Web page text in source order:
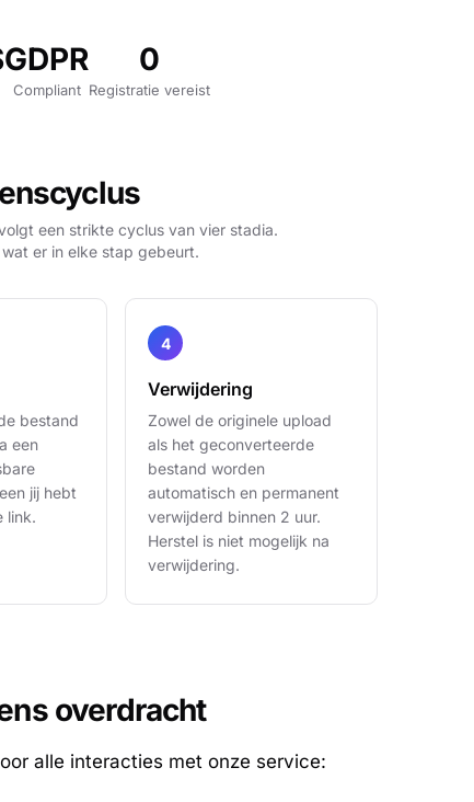
GDPR
Compliant
0
Registratie vereist
een strikte cyclus van vier stadia.
er in elke stap gebeurt.
bestand
een
jij hebt
link.
Verwijdering
Zowel de originele upload
als het geconverteerde
bestand worden
automatisch en permanent
verwijderd binnen 2 uur.
Herstel is niet mogelijk na
verwijdering.
overdracht
alle interacties met onze service: